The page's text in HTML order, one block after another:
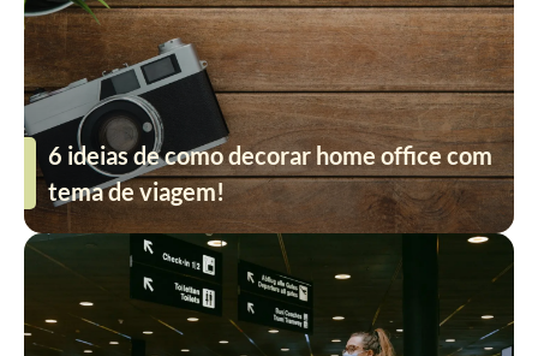
6 ideias de como decorar home office com
tema de viagem!